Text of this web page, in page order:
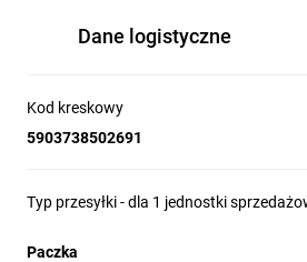
Dane logistyczne
Kod kreskowy
5903738502691
Typ przesyłki - dla 1 jednostki
Paczka